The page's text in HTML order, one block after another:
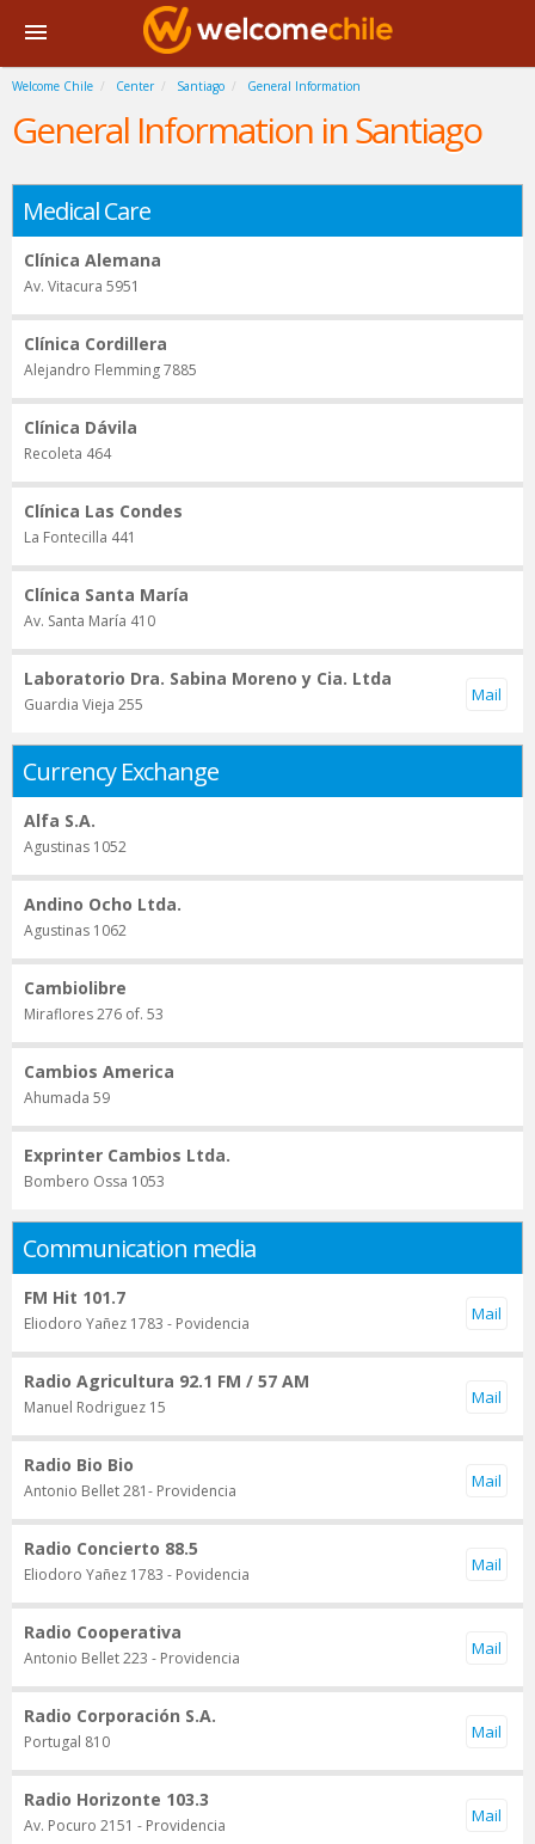
Welcome Chile Center Santiago General Information
General Information in Santiago
Medical Care
Clínica Alemana
Av. Vitacura 5951
Clínica Cordillera
Alejandro Flemming 7885
Clínica Dávila
Recoleta 464
Clínica Las Condes
La Fontecilla 441
Clínica Santa María
Av. Santa María 410
Laboratorio Dra. Sabina Moreno y Cia. Ltda
Guardia Vieja 255
Currency Exchange
Alfa S.A.
Agustinas 1052
Andino Ocho Ltda.
Agustinas 1062
Cambiolibre
Miraflores 276 of. 53
Cambios America
Ahumada 59
Exprinter Cambios Ltda.
Bombero Ossa 1053
Communication media
FM Hit 101.7
Eliodoro Yañez 1783 - Povidencia
Radio Agricultura 92.1 FM / 57 AM
Manuel Rodriguez 15
Radio Bio Bio
Antonio Bellet 281- Providencia
Radio Concierto 88.5
Eliodoro Yañez 1783 - Povidencia
Radio Cooperativa
Antonio Bellet 223 - Providencia
Radio Corporación S.A.
Portugal 810
Radio Horizonte 103.3
Av. Pocuro 2151 - Providencia